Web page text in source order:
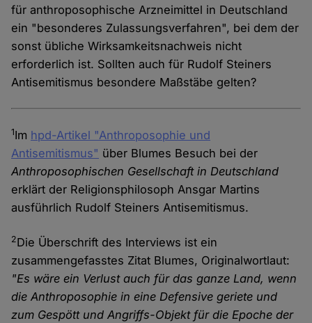
für anthroposophische Arzneimittel in Deutschland
ein "besonderes Zulassungsverfahren", bei dem der
sonst übliche Wirksamkeitsnachweis nicht
erforderlich ist. Sollten auch für Rudolf Steiners
Antisemitismus besondere Maßstäbe gelten?
1Im hpd-Artikel "Anthroposophie und
Antisemitismus" über Blumes Besuch bei der
Anthroposophischen Gesellschaft in Deutschland
erklärt der Religionsphilosoph Ansgar Martins
ausführlich Rudolf Steiners Antisemitismus.
2Die Überschrift des Interviews ist ein
zusammengefasstes Zitat Blumes, Originalwortlaut:
"Es wäre ein Verlust auch für das ganze Land, wenn
die Anthroposophie in eine Defensive geriete und
zum Gespött und Angriffs-Objekt für die Epoche der